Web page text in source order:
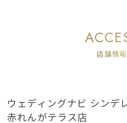
店舗情報
ウェディングナビ シンデ
赤れんがテラス店